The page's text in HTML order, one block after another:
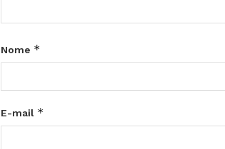
Nome *
E-mail *